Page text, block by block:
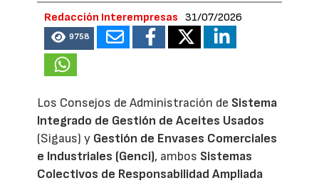
Redacción Interempresas 31/07/2026
9758
Los Consejos de Administración de Sistema
Integrado de Gestión de Aceites Usados
(Sigaus) y Gestión de Envases Comerciales
e Industriales (Genci), ambos Sistemas
Colectivos de Responsabilidad Ampliada